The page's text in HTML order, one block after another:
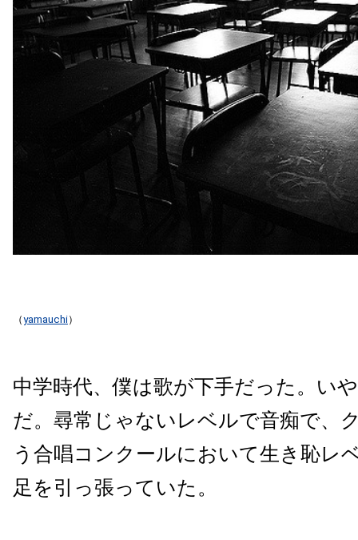
（yamauchi）
中学時代、僕は歌が下手だった。い
だ。尋常じゃないレベルで音痴で、
う合唱コンクールにおいて生き恥レ
足を引っ張っていた。